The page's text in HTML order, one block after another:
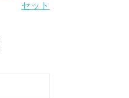
セット